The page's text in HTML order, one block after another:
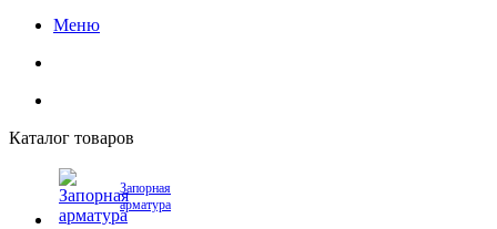
Меню
Каталог товаров
Запорная
арматура